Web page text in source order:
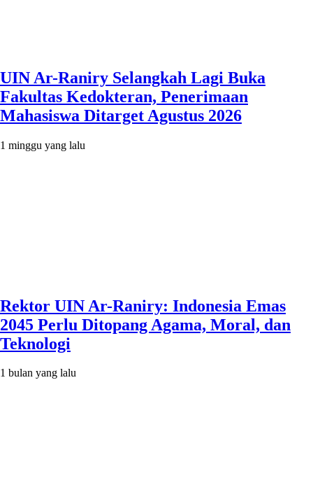
UIN Ar-Raniry Selangkah Lagi Buka
Fakultas Kedokteran, Penerimaan
Mahasiswa Ditarget Agustus 2026
1 minggu yang lalu
Rektor UIN Ar-Raniry: Indonesia Emas
2045 Perlu Ditopang Agama, Moral, dan
Teknologi
1 bulan yang lalu